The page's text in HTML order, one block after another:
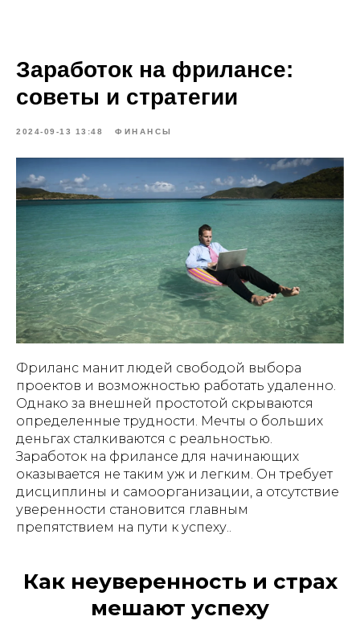
Заработок на фрилансе:
советы и стратегии
2024-09-13 13:48 ФИНАНСЫ
Фриланс манит людей свободой выбора
проектов и возможностью работать удаленно.
Однако за внешней простотой скрываются
определенные трудности. Мечты о больших
деньгах сталкиваются с реальностью.
Заработок на фрилансе для начинающих
оказывается не таким уж и легким. Он требует
дисциплины и самоорганизации, а отсутствие
уверенности становится главным
препятствием на пути к успеху..
Как неуверенность и страх
мешают успеху